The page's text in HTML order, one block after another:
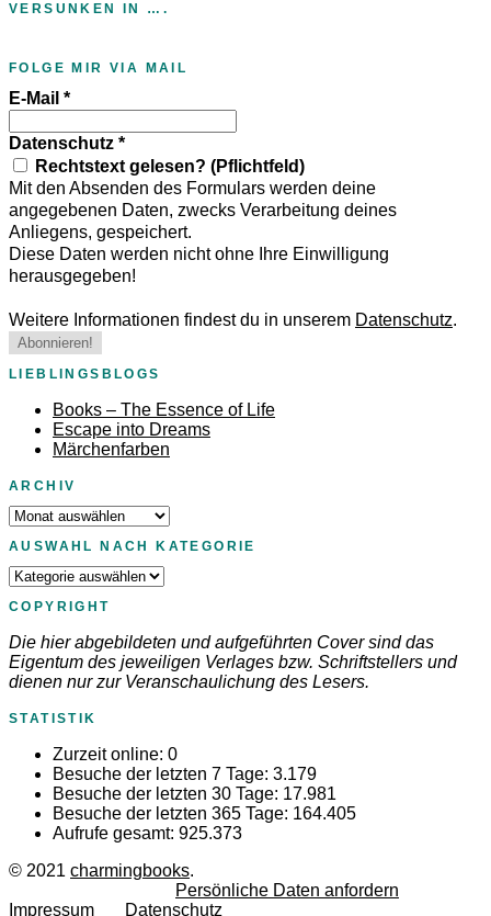
VERSUNKEN IN ….
FOLGE MIR VIA MAIL
E-Mail *
Datenschutz *
Rechtstext gelesen? (Pflichtfeld)
Mit den Absenden des Formulars werden deine
angegebenen Daten, zwecks Verarbeitung deines
Anliegens, gespeichert.
Diese Daten werden nicht ohne Ihre Einwilligung
herausgegeben!
Weitere Informationen findest du in unserem Datenschutz.
LIEBLINGSBLOGS
Books – The Essence of Life
Escape into Dreams
Märchenfarben
ARCHIV
Archiv
AUSWAHL NACH KATEGORIE
Auswahl
Kategorie
COPYRIGHT
Die hier abgebildeten und aufgeführten Cover sind das
Eigentum des jeweiligen Verlages bzw. Schriftstellers und
dienen nur zur Veranschaulichung des Lesers.
STATISTIK
Zurzeit online: 0
Besuche der letzten 7 Tage: 3.179
Besuche der letzten 30 Tage: 17.981
Besuche der letzten 365 Tage: 164.405
Aufrufe gesamt: 925.373
© 2021 charmingbooks.
Persönliche Daten anfordern
Impressum
Datenschutz